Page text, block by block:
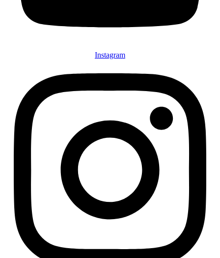
Instagram